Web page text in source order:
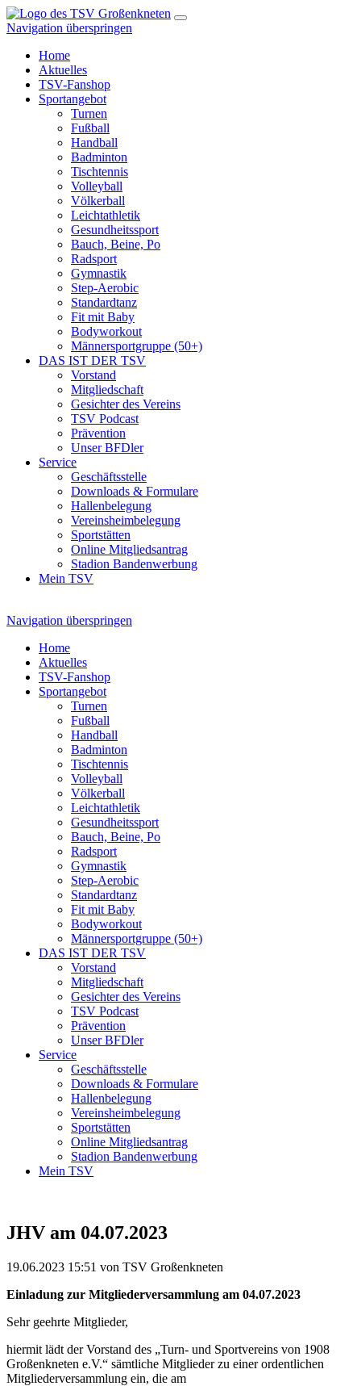
Navigation überspringen
Home
Aktuelles
TSV-Fanshop
Sportangebot
Turnen
Fußball
Handball
Badminton
Tischtennis
Volleyball
Völkerball
Leichtathletik
Gesundheitssport
Bauch, Beine, Po
Radsport
Gymnastik
Step-Aerobic
Standardtanz
Fit mit Baby
Bodyworkout
Männersportgruppe (50+)
DAS IST DER TSV
Vorstand
Mitgliedschaft
Gesichter des Vereins
TSV Podcast
Prävention
Unser BFDler
Service
Geschäftsstelle
Downloads & Formulare
Hallenbelegung
Vereinsheimbelegung
Sportstätten
Online Mitgliedsantrag
Stadion Bandenwerbung
Mein TSV
Navigation überspringen
Home
Aktuelles
TSV-Fanshop
Sportangebot
Turnen
Fußball
Handball
Badminton
Tischtennis
Volleyball
Völkerball
Leichtathletik
Gesundheitssport
Bauch, Beine, Po
Radsport
Gymnastik
Step-Aerobic
Standardtanz
Fit mit Baby
Bodyworkout
Männersportgruppe (50+)
DAS IST DER TSV
Vorstand
Mitgliedschaft
Gesichter des Vereins
TSV Podcast
Prävention
Unser BFDler
Service
Geschäftsstelle
Downloads & Formulare
Hallenbelegung
Vereinsheimbelegung
Sportstätten
Online Mitgliedsantrag
Stadion Bandenwerbung
Mein TSV
JHV am 04.07.2023
19.06.2023 15:51 von TSV Großenkneten
Einladung zur Mitgliederversammlung am 04.07.2023
Sehr geehrte Mitglieder,
hiermit lädt der Vorstand des „Turn- und Sportvereins von 1908
Großenkneten e.V.“ sämtliche Mitglieder zu einer ordentlichen
Mitgliederversammlung ein, die am